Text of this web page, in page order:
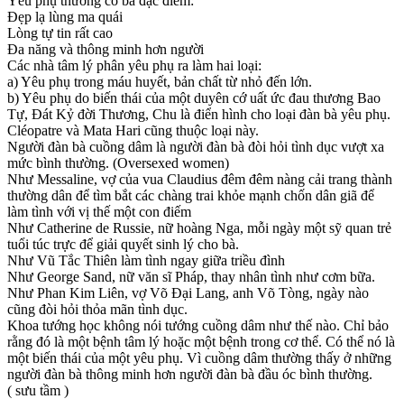
Đẹp lạ lùng ma quái
Lòng tự tin rất cao
Đa năng và thông minh hơn người
Các nhà tâm lý phân yêu phụ ra làm hai loại:
a) Yêu phụ trong máu huyết, bản chất từ nhỏ đến lớn.
b) Yêu phụ do biến thái của một duyên cớ uất ức đau thương Bao
Tự, Đát Kỷ đời Thương, Chu là điển hình cho loại đàn bà yêu phụ.
Cléopatre và Mata Hari cũng thuộc loại này.
Người đàn bà cuồng dâm là người đàn bà đòi hỏi tình dục vượt xa
mức bình thường. (Oversexed women)
Như Messaline, vợ của vua Claudius đêm đêm nàng cải trang thành
thường dân để tìm bắt các chàng trai khỏe mạnh chốn dân giã để
làm tình với vị thế một con điếm
Như Catherine de Russie, nữ hoàng Nga, mỗi ngày một sỹ quan trẻ
tuổi túc trực để giải quyết sinh lý cho bà.
Như Vũ Tắc Thiên làm tình ngay giữa triều đình
Như George Sand, nữ văn sĩ Pháp, thay nhân tình như cơm bữa.
Như Phan Kim Liên, vợ Võ Đại Lang, anh Võ Tòng, ngày nào
cũng đòi hỏi thỏa mãn tình dục.
Khoa tướng học không nói tướng cuồng dâm như thế nào. Chỉ bảo
rằng đó là một bệnh tâm lý hoặc một bệnh trong cơ thể. Có thể nó là
một biến thái của một yêu phụ. Vì cuồng dâm thường thấy ở những
người đàn bà thông minh hơn người đàn bà đầu óc bình thường.
( sưu tầm )